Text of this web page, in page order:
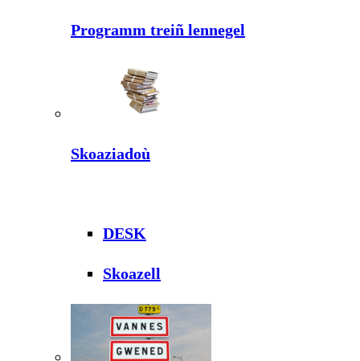
Programm treiñ lennegel
Skoaziadoù
DESK
Skoazell